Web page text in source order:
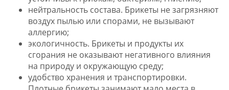
нейтральность состава. Брикеты не загрязняют
воздух пылью или спорами, не вызывают
аллергию;
экологичность. Брикеты и продукты их
сгорания не оказывают негативного влияния
на природу и окружающую среду;
удобство хранения и транспортировки.